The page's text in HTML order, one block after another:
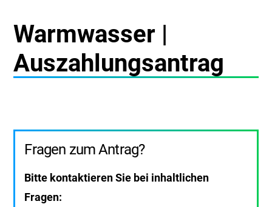
Warmwasser |
Auszahlungsantrag
Fragen zum Antrag?
Bitte kontaktieren Sie bei inhaltlichen
Fragen: